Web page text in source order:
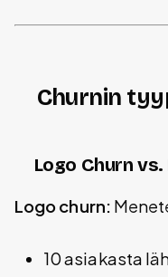
Churnin
Logo Churn
Logo churn:
10 asiakasta